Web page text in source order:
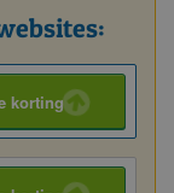
korting